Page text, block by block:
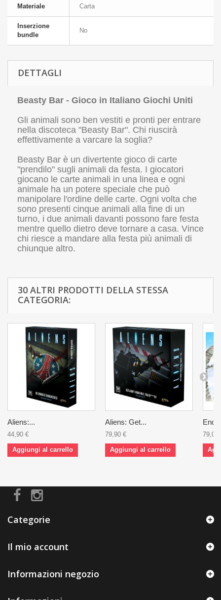
Materiale Carta
Inserzione
bundle
No
DETTAGLI
Beasty Bar - Gioco in Italiano Giochi Uniti
Gli animali sono ben vestiti e pronti per entrare
nella discoteca "Beasty Bar". Chi riuscirà
effettivamente a varcare la soglia?
Beasty Bar è un divertente gioco di carte
"prendilo" sugli animali da festa. I giocatori
giocano le carte animali in una linea e ogni
animale ha un potere speciale che può
manipolare l'ordine delle carte. Ogni volta che
sono presenti cinque animali alla fine di un
turno, i due animali davanti possono fare festa
mentre quello dietro deve tornare a casa. Vince
chi riesce a mandare alla festa più animali di
chiunque altro.
30 ALTRI PRODOTTI DELLA STESSA
CATEGORIA:
Aliens:...
44,90 €
Aggiungi al carrello
Aliens: Get...
79,90 €
Aggiungi al carrello
79,00
Categorie
Il mio account
Informazioni negozio